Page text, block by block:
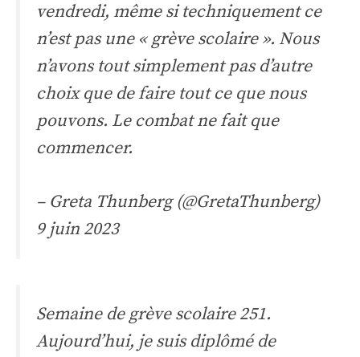
vendredi, même si techniquement ce
n’est pas une « grève scolaire ». Nous
n’avons tout simplement pas d’autre
choix que de faire tout ce que nous
pouvons. Le combat ne fait que
commencer.
– Greta Thunberg (@GretaThunberg)
9 juin 2023
Semaine de grève scolaire 251.
Aujourd’hui, je suis diplômé de